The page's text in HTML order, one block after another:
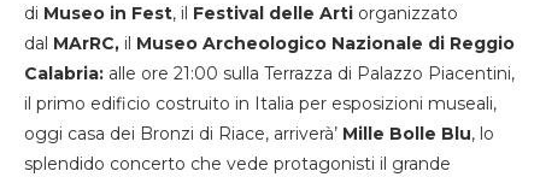
di Museo in Fest, il Festival delle Arti organizzato
dal MArRC, il Museo Archeologico Nazionale di Reggio
Calabria: alle ore 21:00 sulla Terrazza di Palazzo Piacentini,
il primo edificio costruito in Italia per esposizioni museali,
oggi casa dei Bronzi di Riace, arriverà’ Mille Bolle Blu, lo
splendido concerto che vede protagonisti il grande